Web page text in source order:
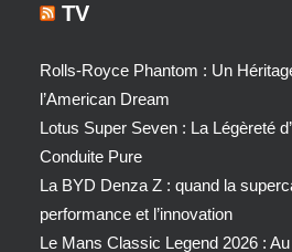
TV
Rolls-Royce Phantom : Un
l’American Dream
Lotus Super Seven : La Légèreté
Conduite Pure
La BYD Denza Z : quand la
performance et l’innovation
Le Mans Classic Legend 2026 :